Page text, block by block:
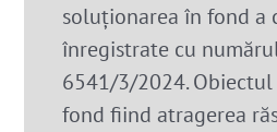
soluționarea în fond a
înregistrate cu
6541/3/2024.
fond fiind atragerea